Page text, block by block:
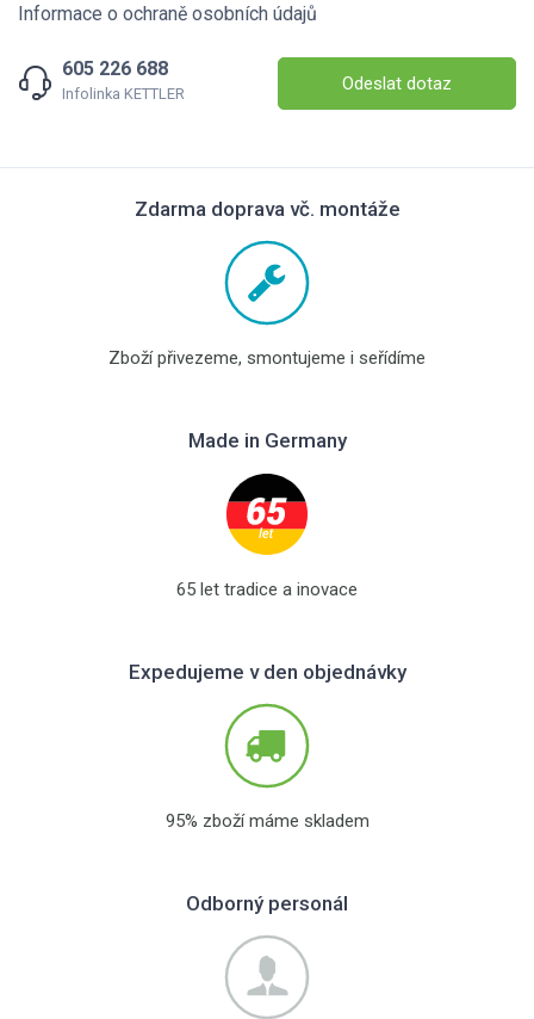
Informace o ochraně osobních údajů
605 226 688
Infolinka KETTLER Odeslat dotaz
Zdarma doprava vč. montáže
Zboží přivezeme, smontujeme i seřídíme
Made in Germany
65 let tradice a inovace
Expedujeme v den objednávky
95% zboží máme skladem
Odborný personál